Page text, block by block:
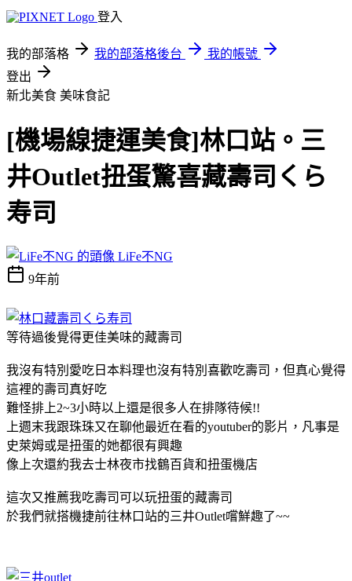
登入
我的部落格 我的部落格後台
我的帳號
登出
新北美食 美味食記
[機場線捷運美食]林口站。三
井Outlet扭蛋驚喜藏壽司くら
寿司
LiFe不NG
9年前
等待過後覺得更佳美味的藏壽司
我沒有特別愛吃日本料理也沒有特別喜歡吃壽司，但真心覺得
這裡的壽司真好吃
難怪排上2~3小時以上還是很多人在排隊待候!!
上週末我跟珠珠又在聊他最近在看的youtuber的影片，凡事是
史萊姆或是扭蛋的她都很有興趣
像上次還約我去士林夜市找鶴百貨和扭蛋機店
這次又推薦我吃壽司可以玩扭蛋的藏壽司
於我們就搭機捷前往林口站的三井Outlet嚐鮮趣了~~